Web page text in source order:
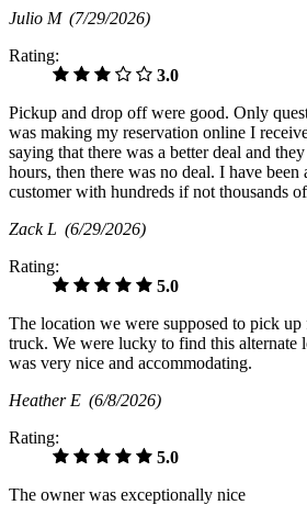
Julio M (7/29/2026)
Rating:
3.0
Pickup and drop off were good. Only
was making my reservation online I
saying that there was a better deal and
hours, then there was no deal. I have
customer with hundreds if not thousands
Zack L (6/29/2026)
Rating:
5.0
The location we were supposed to pick up
truck. We were lucky to find this alternate
was very nice and accommodating.
Heather E (6/8/2026)
Rating:
5.0
The owner was exceptionally nice